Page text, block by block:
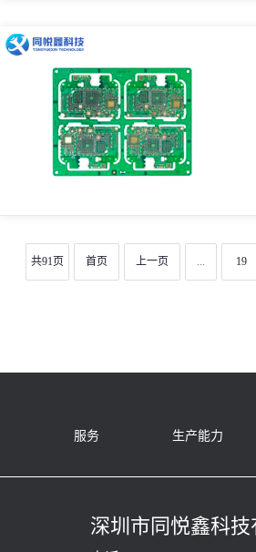
共91页 首页 上一页 ... 19
服务 生产能力
深圳市同悦鑫科技